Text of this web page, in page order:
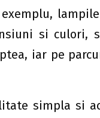
si culori,
iar pe
simpla si